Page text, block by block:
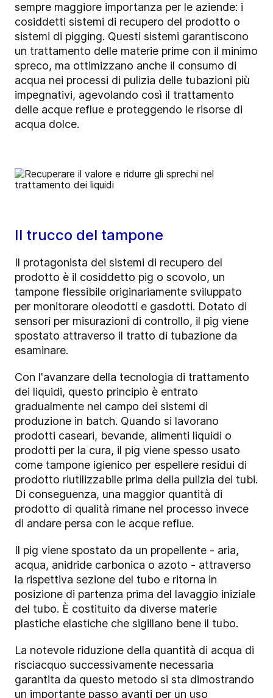
sempre maggiore importanza per le aziende: i
cosiddetti sistemi di recupero del prodotto o
sistemi di pigging. Questi sistemi garantiscono
un trattamento delle materie prime con il minimo
spreco, ma ottimizzano anche il consumo di
acqua nei processi di pulizia delle tubazioni più
impegnativi, agevolando così il trattamento
delle acque reflue e proteggendo le risorse di
acqua dolce.
Il trucco del tampone
Il protagonista dei sistemi di recupero del
prodotto è il cosiddetto pig o scovolo, un
tampone flessibile originariamente sviluppato
per monitorare oleodotti e gasdotti. Dotato di
sensori per misurazioni di controllo, il pig viene
spostato attraverso il tratto di tubazione da
esaminare.
Con l'avanzare della tecnologia di trattamento
dei liquidi, questo principio è entrato
gradualmente nel campo dei sistemi di
produzione in batch. Quando si lavorano
prodotti caseari, bevande, alimenti liquidi o
prodotti per la cura, il pig viene spesso usato
come tampone igienico per espellere residui di
prodotto riutilizzabile prima della pulizia dei tubi.
Di conseguenza, una maggior quantità di
prodotto di qualità rimane nel processo invece
di andare persa con le acque reflue.
Il pig viene spostato da un propellente - aria,
acqua, anidride carbonica o azoto - attraverso
la rispettiva sezione del tubo e ritorna in
posizione di partenza prima del lavaggio iniziale
del tubo. È costituito da diverse materie
plastiche elastiche che sigillano bene il tubo.
La notevole riduzione della quantità di acqua di
risciacquo successivamente necessaria
garantita da questo metodo si sta dimostrando
un importante passo avanti per un uso